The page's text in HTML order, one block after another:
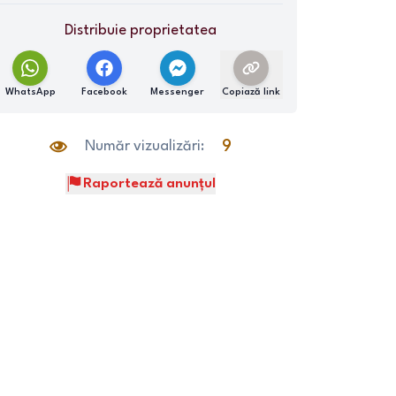
Distribuie proprietatea
WhatsApp Facebook Messenger Copiază link
Număr vizualizări: 9
Raportează anunțul